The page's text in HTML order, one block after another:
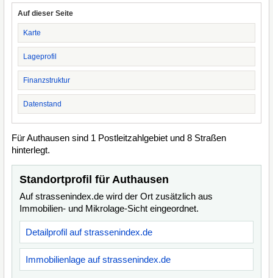
Auf dieser Seite
Karte
Lageprofil
Finanzstruktur
Datenstand
Für Authausen sind 1 Postleitzahlgebiet und 8 Straßen
hinterlegt.
Standortprofil für Authausen
Auf strassenindex.de wird der Ort zusätzlich aus
Immobilien- und Mikrolage-Sicht eingeordnet.
Detailprofil auf strassenindex.de
Immobilienlage auf strassenindex.de